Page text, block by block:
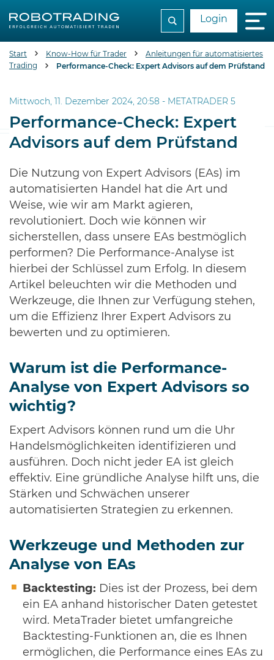
Login
Start Know-How für Trader
Anleitungen für automatisiertes
Trading
Performance-Check: Expert Advisors auf dem Prüfstand
Mittwoch, 11. Dezember 2024, 20:58 - METATRADER 5
Performance-Check: Expert
Advisors auf dem Prüfstand
Die Nutzung von Expert Advisors (EAs) im
automatisierten Handel hat die Art und
Weise, wie wir am Markt agieren,
revolutioniert. Doch wie können wir
sicherstellen, dass unsere EAs bestmöglich
performen? Die Performance-Analyse ist
hierbei der Schlüssel zum Erfolg. In diesem
Artikel beleuchten wir die Methoden und
Werkzeuge, die Ihnen zur Verfügung stehen,
um die Effizienz Ihrer Expert Advisors zu
bewerten und zu optimieren.
Warum ist die Performance-
Analyse von Expert Advisors so
wichtig?
Expert Advisors können rund um die Uhr
Handelsmöglichkeiten identifizieren und
ausführen. Doch nicht jeder EA ist gleich
effektiv. Eine gründliche Analyse hilft uns, die
Stärken und Schwächen unserer
automatisierten Strategien zu erkennen.
Werkzeuge und Methoden zur
Analyse von EAs
Backtesting: Dies ist der Prozess, bei dem
ein EA anhand historischer Daten getestet
wird. MetaTrader bietet umfangreiche
Backtesting-Funktionen an, die es Ihnen
ermöglichen, die Performance eines EAs zu